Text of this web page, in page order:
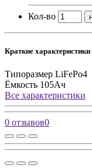
Кол-во
Краткие характеристики
Типоразмер LiFePo4
Ёмкость 105Ач
Все характеристики
0 отзывов0